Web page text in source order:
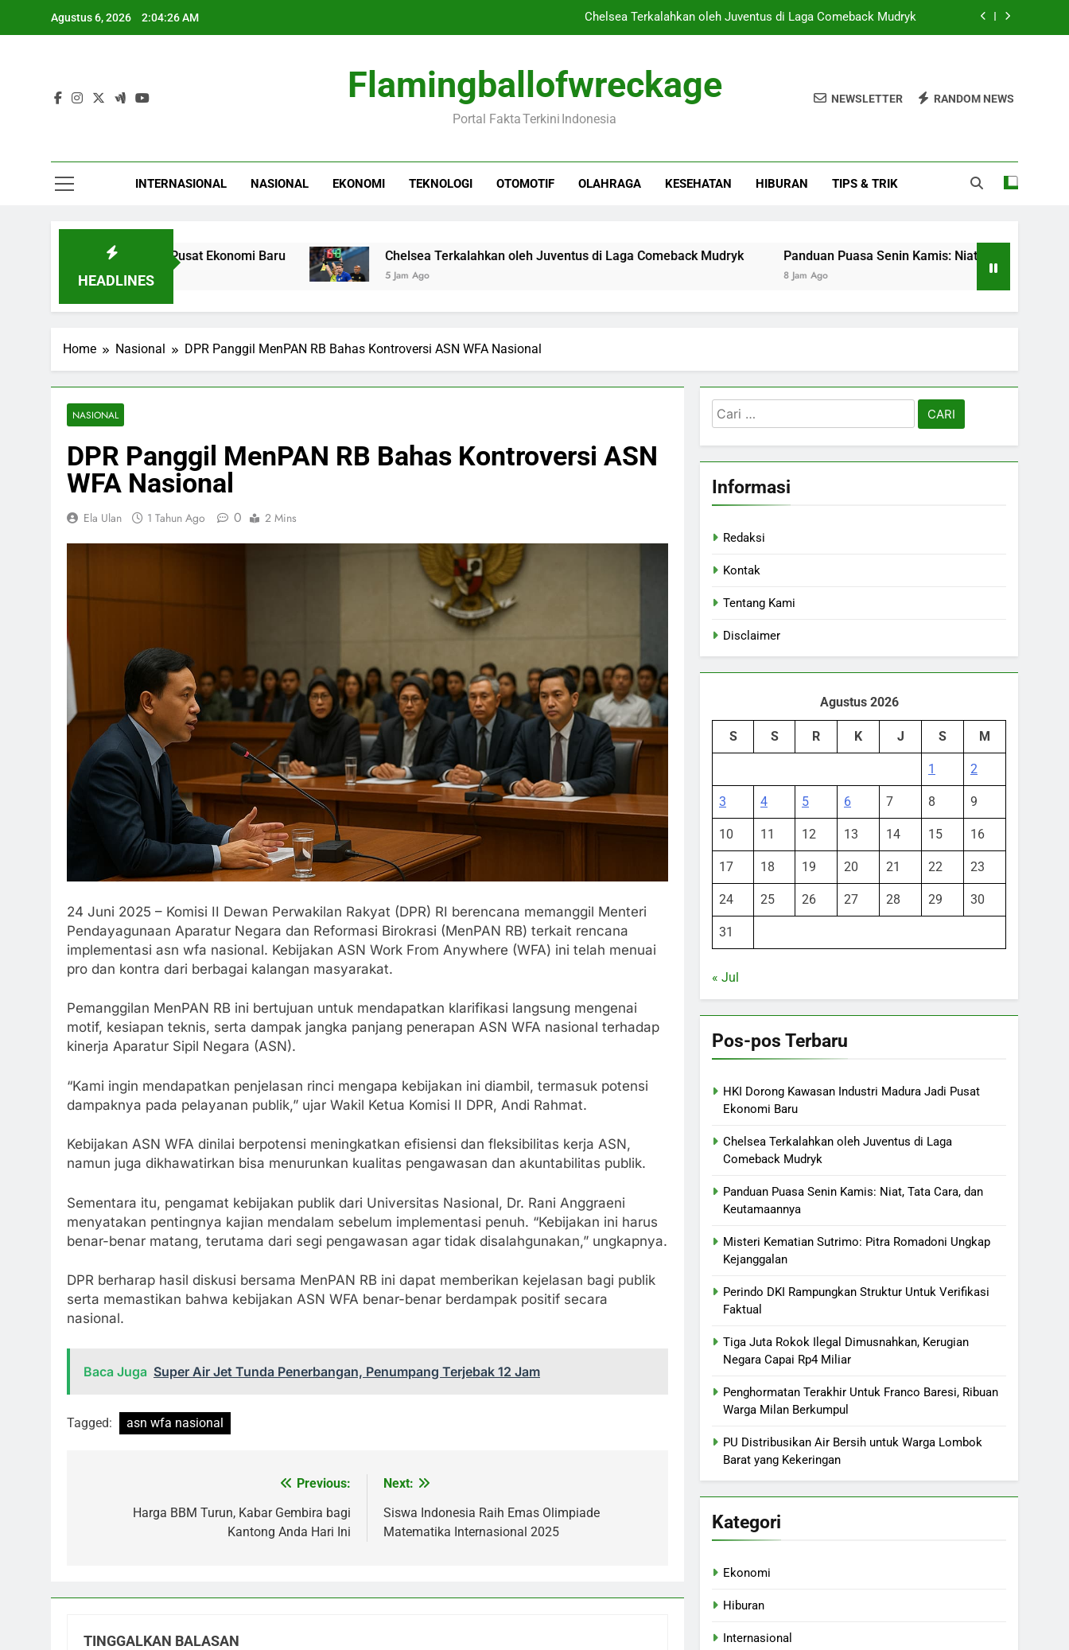
Agustus 6, 2026 2:04:27 AM Chelsea Terkalahkan oleh Juventus di Laga Comeback Mudryk
Misteri Kematian Sutrimo: Pitra Romadoni Ungkap Kejanggalan
HKI Dorong Kawasan Industri Madura Jadi Pusat Ekonomi Baru
Panduan Puasa Senin Kamis: Niat, Tata Cara, dan Keutamaannya
Flamingballofwreckage
Portal Fakta Terkini Indonesia
NEWSLETTER RANDOM NEWS
INTERNASIONAL NASIONAL EKONOMI TEKNOLOGI OTOMOTIF OLAHRAGA KESEHATAN HIBURAN TIPS & TRIK
HEADLINES
Madura Jadi Pusat Ekonomi Baru Chelsea Terkalahkan oleh Juventus di Laga Comeback Mudryk
5 Jam Ago
Panduan Puasa Senin Kamis: Niat, Tata Cara, dan
Home Nasional DPR Panggil MenPAN RB Bahas Kontroversi ASN WFA Nasional
NASIONAL
DPR Panggil MenPAN RB Bahas Kontroversi ASN
WFA Nasional
Ela Ulan 1 Tahun Ago 0 2 Mins
24 Juni 2025 – Komisi II Dewan Perwakilan Rakyat (DPR) RI berencana memanggil Menteri
Pendayagunaan Aparatur Negara dan Reformasi Birokrasi (MenPAN RB) terkait rencana
implementasi asn wfa nasional. Kebijakan ASN Work From Anywhere (WFA) ini telah menuai
pro dan kontra dari berbagai kalangan masyarakat.
Pemanggilan MenPAN RB ini bertujuan untuk mendapatkan klarifikasi langsung mengenai
motif, kesiapan teknis, serta dampak jangka panjang penerapan ASN WFA nasional terhadap
kinerja Aparatur Sipil Negara (ASN).
“Kami ingin mendapatkan penjelasan rinci mengapa kebijakan ini diambil, termasuk potensi
dampaknya pada pelayanan publik,” ujar Wakil Ketua Komisi II DPR, Andi Rahmat.
Kebijakan ASN WFA dinilai berpotensi meningkatkan efisiensi dan fleksibilitas kerja ASN,
namun juga dikhawatirkan bisa menurunkan kualitas pengawasan dan akuntabilitas publik.
Sementara itu, pengamat kebijakan publik dari Universitas Nasional, Dr. Rani Anggraeni
menyatakan pentingnya kajian mendalam sebelum implementasi penuh. “Kebijakan ini harus
benar-benar matang, terutama dari segi pengawasan agar tidak disalahgunakan,” ungkapnya.
DPR berharap hasil diskusi bersama MenPAN RB ini dapat memberikan kejelasan bagi publik
serta memastikan bahwa kebijakan ASN WFA benar-benar berdampak positif secara
nasional.
Baca Juga Super Air Jet Tunda Penerbangan, Penumpang Terjebak 12 Jam
Tagged: asn wfa nasional
Previous:
Harga BBM Turun, Kabar Gembira bagi
Kantong Anda Hari Ini
Next:
Siswa Indonesia Raih Emas Olimpiade
Matematika Internasional 2025
TINGGALKAN BALASAN
Cari
untuk:
Informasi
Redaksi
Kontak
Tentang Kami
Disclaimer
Agustus 2026
S S R K J S M
1 2
3 4 5 6 7 8 9
10 11 12 13 14 15 16
17 18 19 20 21 22 23
24 25 26 27 28 29 30
31
« Jul
Pos-pos Terbaru
HKI Dorong Kawasan Industri Madura Jadi Pusat
Ekonomi Baru
Chelsea Terkalahkan oleh Juventus di Laga
Comeback Mudryk
Panduan Puasa Senin Kamis: Niat, Tata Cara, dan
Keutamaannya
Misteri Kematian Sutrimo: Pitra Romadoni Ungkap
Kejanggalan
Perindo DKI Rampungkan Struktur Untuk Verifikasi
Faktual
Tiga Juta Rokok Ilegal Dimusnahkan, Kerugian
Negara Capai Rp4 Miliar
Penghormatan Terakhir Untuk Franco Baresi, Ribuan
Warga Milan Berkumpul
PU Distribusikan Air Bersih untuk Warga Lombok
Barat yang Kekeringan
Kategori
Ekonomi
Hiburan
Internasional